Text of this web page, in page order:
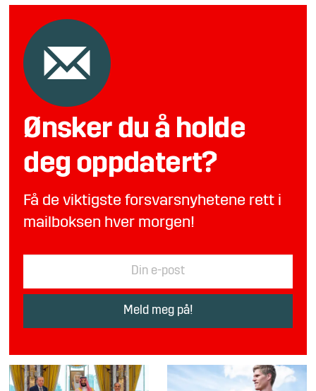
Ønsker du å holde
deg oppdatert?
Få de viktigste forsvarsnyhetene rett i
mailboksen hver morgen!